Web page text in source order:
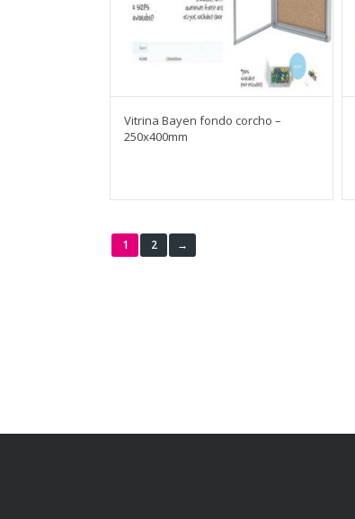
Vitrina Bayen fondo corcho –
250x400mm
1 2 →